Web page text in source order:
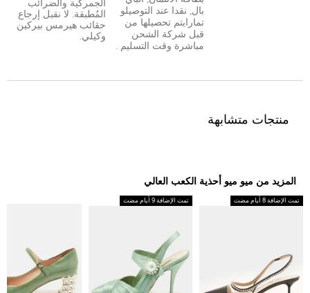
بال, نقدا عند التوصيلو
تمارا يتم تحصيلها من
قبل شركة الشحن
مباشرة وقت التسليم .
الجمركية والضرائب
المُطبقة. لا نقبل إرجاع
حقائب هيرمس بيركين
وكيلي.
منتجات متشابهة
المزيد من ميو ميو أحذية الكعب العالي
تمت الإضافة 8 أيام مضت تمت الإضافة 9 أيام مضت